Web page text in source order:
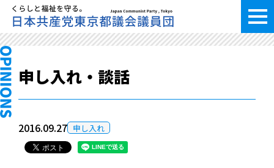
申し入れ・談話
2016.09.27 申し入れ